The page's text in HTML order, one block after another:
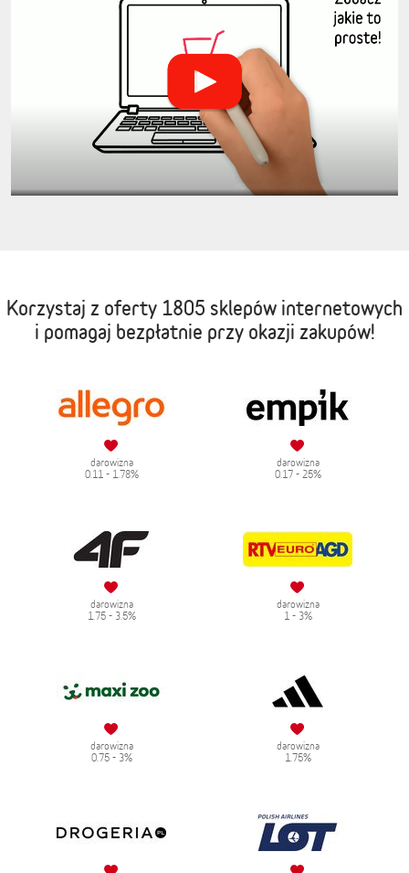
Korzystaj z oferty 1805 sklepów internetowych
i pomagaj bezpłatnie przy okazji zakupów!
darowizna
0.11 - 1.78%
darowizna
0.17 - 25%
darowizna
1.75 - 3.5%
darowizna
1 - 3%
darowizna
0.75 - 3%
darowizna
1.75%